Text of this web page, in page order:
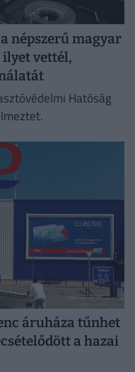
népszerű magyar
vettél,
Hatóság
áruháza tűnhet
a hazai